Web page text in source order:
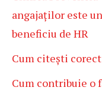
angajaților este
beneficiu de HR
Cum citești
Cum contribuie o